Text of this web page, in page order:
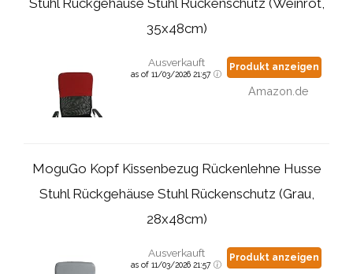
Stuhl Rückgehäuse Stuhl Rückenschutz (Weinrot,
35x48cm)
Ausverkauft
as of 11/03/2026 21:57
Produkt anzeigen
Amazon.de
MoguGo Kopf Kissenbezug Rückenlehne Husse
Stuhl Rückgehäuse Stuhl Rückenschutz (Grau,
28x48cm)
Ausverkauft
as of 11/03/2026 21:57
Produkt anzeigen